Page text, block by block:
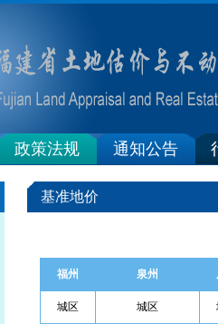
政策法规 通知公告
基准地价
福州 泉州
城区 城区